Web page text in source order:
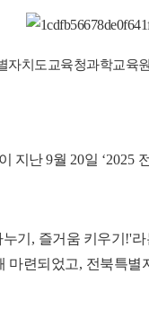
자치도교육청과학교육
지난9월 20일 ‘2025
기 , 즐거움 키우기 !'
마련되었고, 전북특별